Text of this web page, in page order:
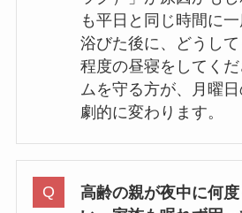
も平日と同じ時間に
浴びた後に、どうし
程度の昼寝をしてく
ムを守る方が、月曜
劇的に変わります。
高齢の親が夜中に何